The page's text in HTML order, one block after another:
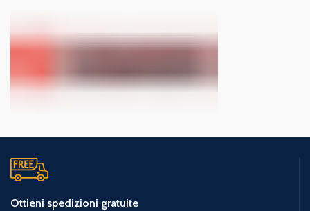
Ottieni spedizioni gratuite